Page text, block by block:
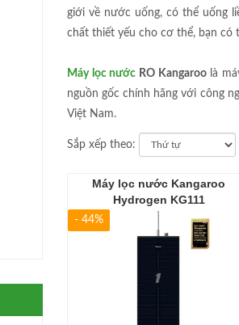
giới về nước uống, có thể uống
chất thiết yếu cho cơ thể, bạn có
Máy lọc nước RO Kangaroolà
nguồn gốc chính hãng với công
Việt Nam.
Sắp xếp theo:
Máy lọc nước Kangaroo
Hydrogen KG111
- 44%